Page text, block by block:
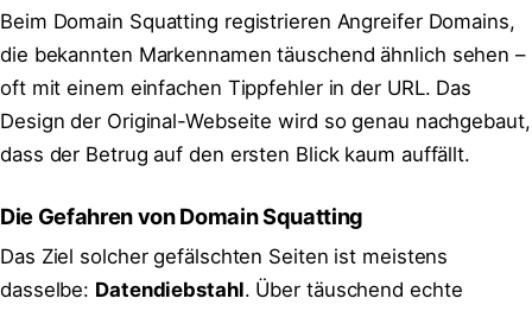
Beim Domain Squatting registrieren Angreifer Domains,
die bekannten Markennamen täuschend ähnlich sehen –
oft mit einem einfachen Tippfehler in der URL. Das
Design der Original-Webseite wird so genau nachgebaut,
dass der Betrug auf den ersten Blick kaum auffällt.
Die Gefahren von Domain Squatting
Das Ziel solcher gefälschten Seiten ist meistens
dasselbe: Datendiebstahl. Über täuschend echte